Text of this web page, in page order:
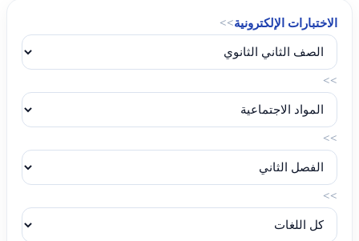
الاختبارات الإلكترونية>>
>>
>>
>>